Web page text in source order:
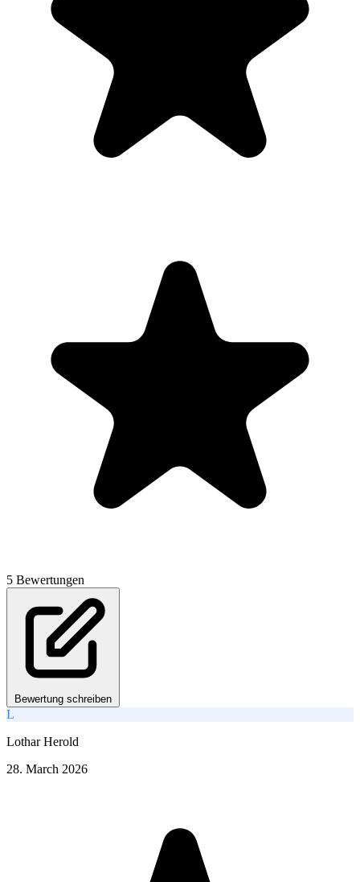
5 Bewertungen
Bewertung schreiben
L
Lothar Herold
28. March 2026